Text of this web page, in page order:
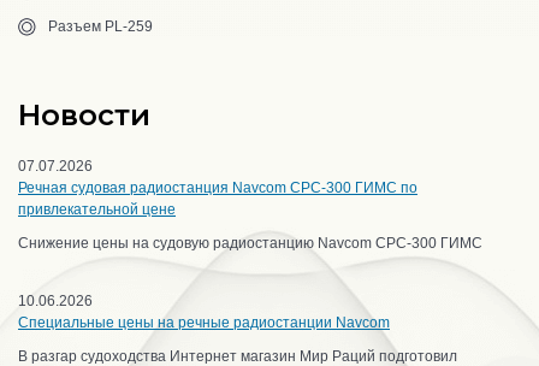
Разъем PL-259
Новости
07.07.2026
Речная судовая радиостанция Navcom CPC-300 ГИМС по
привлекательной цене
Снижение цены на судовую радиостанцию Navcom CPC-300 ГИМС
10.06.2026
Специальные цены на речные радиостанции Navcom
В разгар судоходства Интернет магазин Мир Раций подготовил